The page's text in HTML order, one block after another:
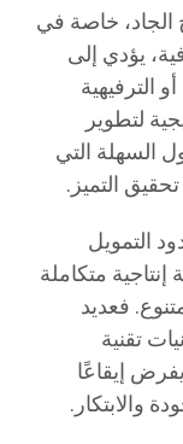
الجاد، خاصة في
يؤدي إلى
الترفيهية
لتطوير
السهلة التي
التميز.
التمويل
متكاملة
فعديد
تقنية
إيقاعًا
والابتكار.